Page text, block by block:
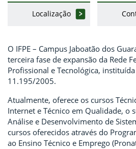
Localização
O IFPE – Campus Jaboatão dos
terceira fase de expansão da Rede
Profissional e Tecnológica,
11.195/2005.
Atualmente, oferece os cursos
Internet e Técnico em Qualidade, o
Análise e Desenvolvimento de
cursos oferecidos através do
ao Ensino Técnico e Emprego